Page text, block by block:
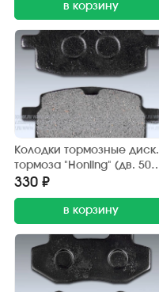
в корзину
Колодки тормозные диск.
тормоза "Honling" (дв. 50
см3), "Yamaha Jog" (2 шт.)
Китай
330 ₽
в корзину